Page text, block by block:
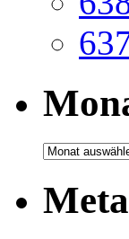
Monatsarchiv
Meta